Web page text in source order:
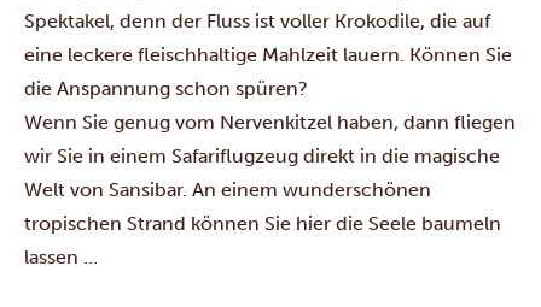
Spektakel, denn der Fluss ist voller Krokodile, die auf
eine leckere fleischhaltige Mahlzeit lauern. Können Sie
die Anspannung schon spüren?
Wenn Sie genug vom Nervenkitzel haben, dann fliegen
wir Sie in einem Safariflugzeug direkt in die magische
Welt von Sansibar. An einem wunderschönen
tropischen Strand können Sie hier die Seele baumeln
lassen …